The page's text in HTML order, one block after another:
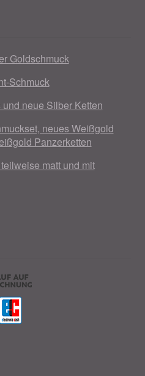
Goldschmuck
Schmuck
neue Silber Ketten
neues Weißgold
Panzerketten
matt und mit